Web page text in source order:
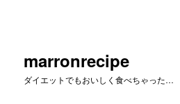
marronrecipe
ダイエットでもおいしく食べちゃった…